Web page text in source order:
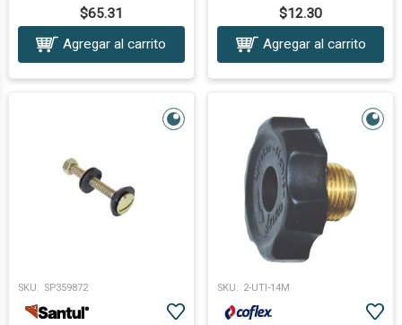
$65.31
Agregar al carrito
$12.30
Agregar al carrito
SKU: SP359872 SKU: 2-UTI-14M